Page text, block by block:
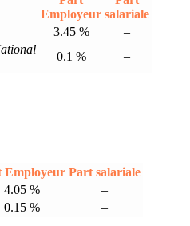
Employeur salariale
3.45 %
–
0.1 % –
Employeur Part salariale
4.05 %
–
0.15 % –